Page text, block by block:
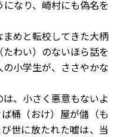
なり、崎村にも偽名を
めと転校してきた大柄
わい）のないほら話を
小学生が、ささやかな
、小さく悪意もないよ
桶（おけ）屋が儲（も
世に放たれた嘘は、当